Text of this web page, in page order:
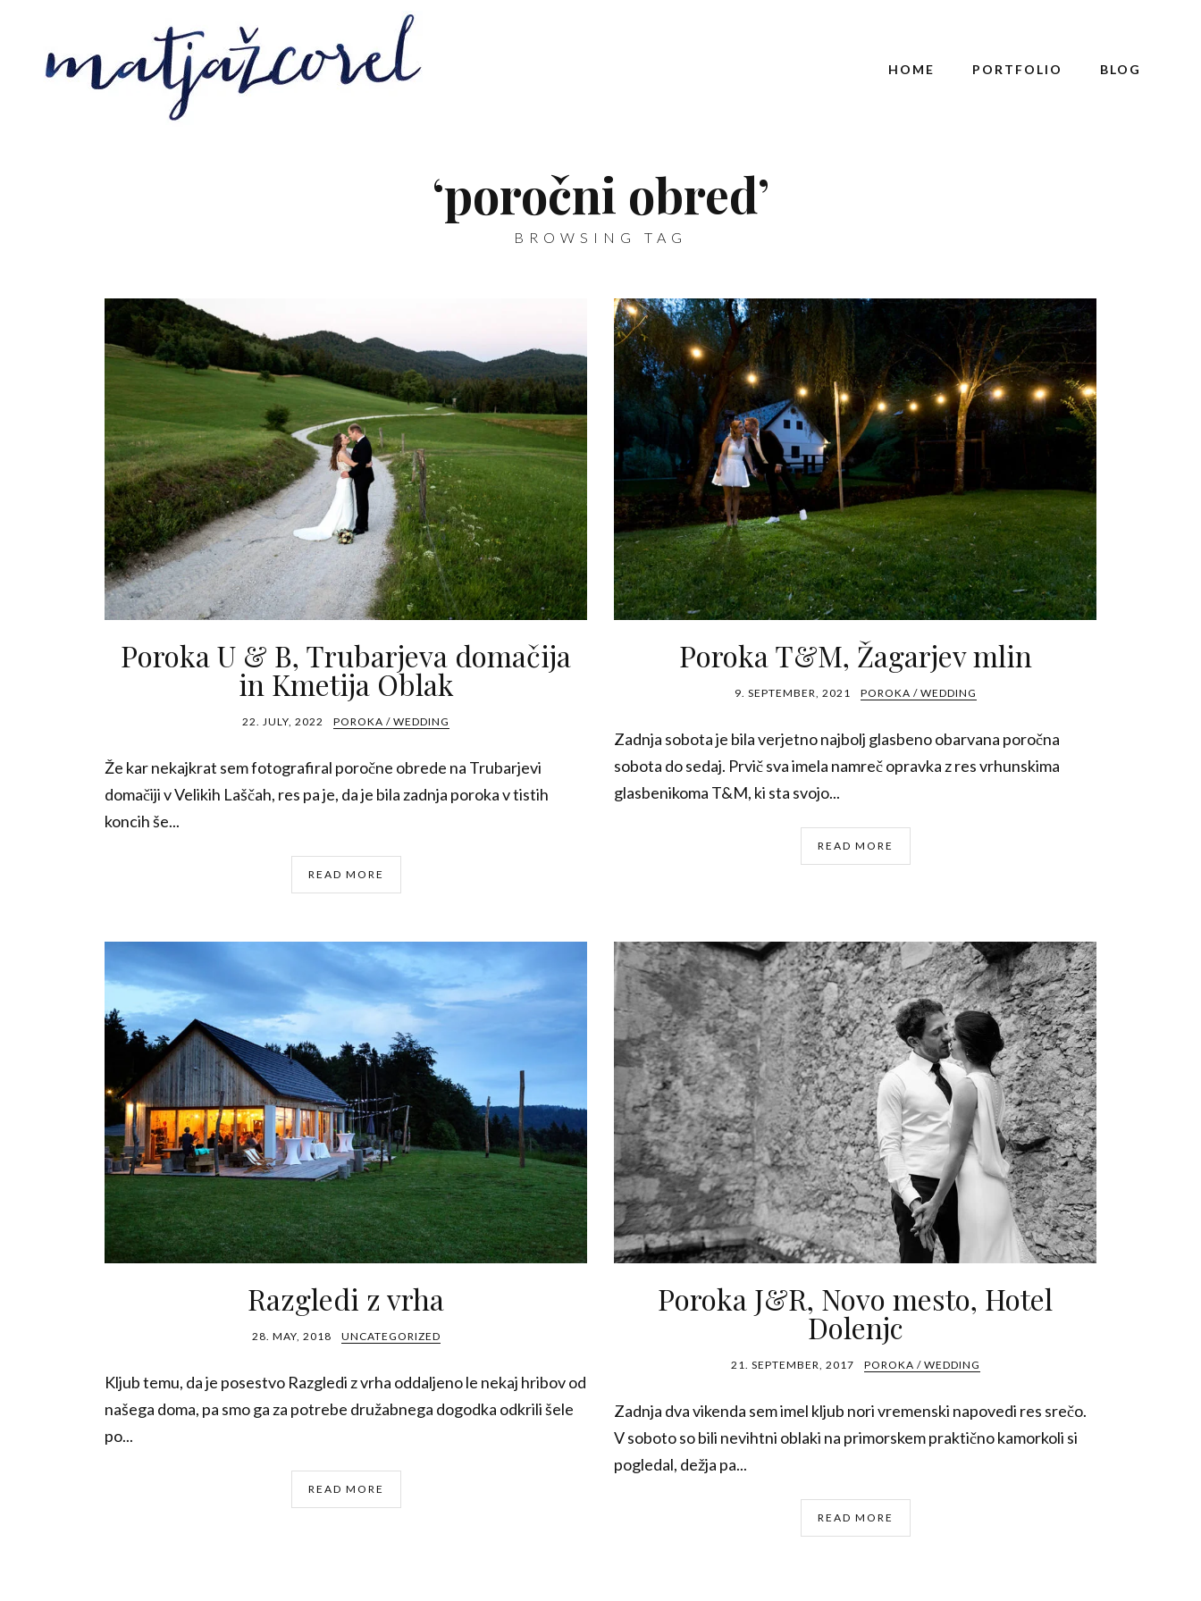
HOME PORTFOLIO BLOG
‘poročni obred’
BROWSING TAG
Poroka U & B, Trubarjeva domačija
in Kmetija Oblak
22. JULY, 2022 POROKA / WEDDING
Že kar nekajkrat sem fotografiral poročne obrede na Trubarjevi
domačiji v Velikih Laščah, res pa je, da je bila zadnja poroka v tistih
koncih še...
READ MORE
Poroka T&M, Žagarjev mlin
9. SEPTEMBER, 2021 POROKA / WEDDING
Zadnja sobota je bila verjetno najbolj glasbeno obarvana poročna
sobota do sedaj. Prvič sva imela namreč opravka z res vrhunskima
glasbenikoma T&M, ki sta svojo...
READ MORE
Razgledi z vrha
28. MAY, 2018 UNCATEGORIZED
Kljub temu, da je posestvo Razgledi z vrha oddaljeno le nekaj hribov od
našega doma, pa smo ga za potrebe družabnega dogodka odkrili šele
po...
READ MORE
Poroka J&R, Novo mesto, Hotel
Dolenjc
21. SEPTEMBER, 2017 POROKA / WEDDING
Zadnja dva vikenda sem imel kljub nori vremenski napovedi res srečo.
V soboto so bili nevihtni oblaki na primorskem praktično kamorkoli si
pogledal, dežja pa...
READ MORE